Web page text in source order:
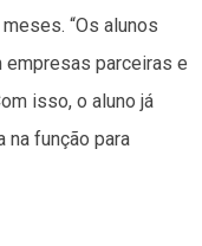
“Os alunos
parceiras e
isso, o aluno já
na função para